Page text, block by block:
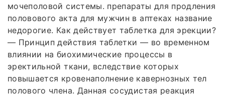
мочеполовой системы. препараты для продления
половового акта для мужчин в аптеках название
недорогие. Как действует таблетка для эрекции?
— Принцип действия таблетки — во временном
влиянии на биохимические процессы в
эректильной ткани, вследствие которых
повышается кровенаполнение кавернозных тел
полового члена. Данная сосудистая реакция